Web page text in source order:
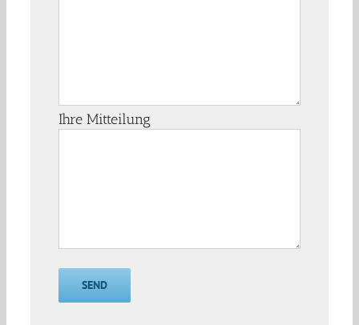
Ihre Mitteilung